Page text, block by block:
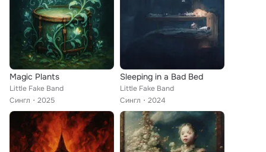
Magic Plants
Little Fake Band
Сингл
2025
Sleeping in a Bad Bed
Little Fake Band
Сингл
2024